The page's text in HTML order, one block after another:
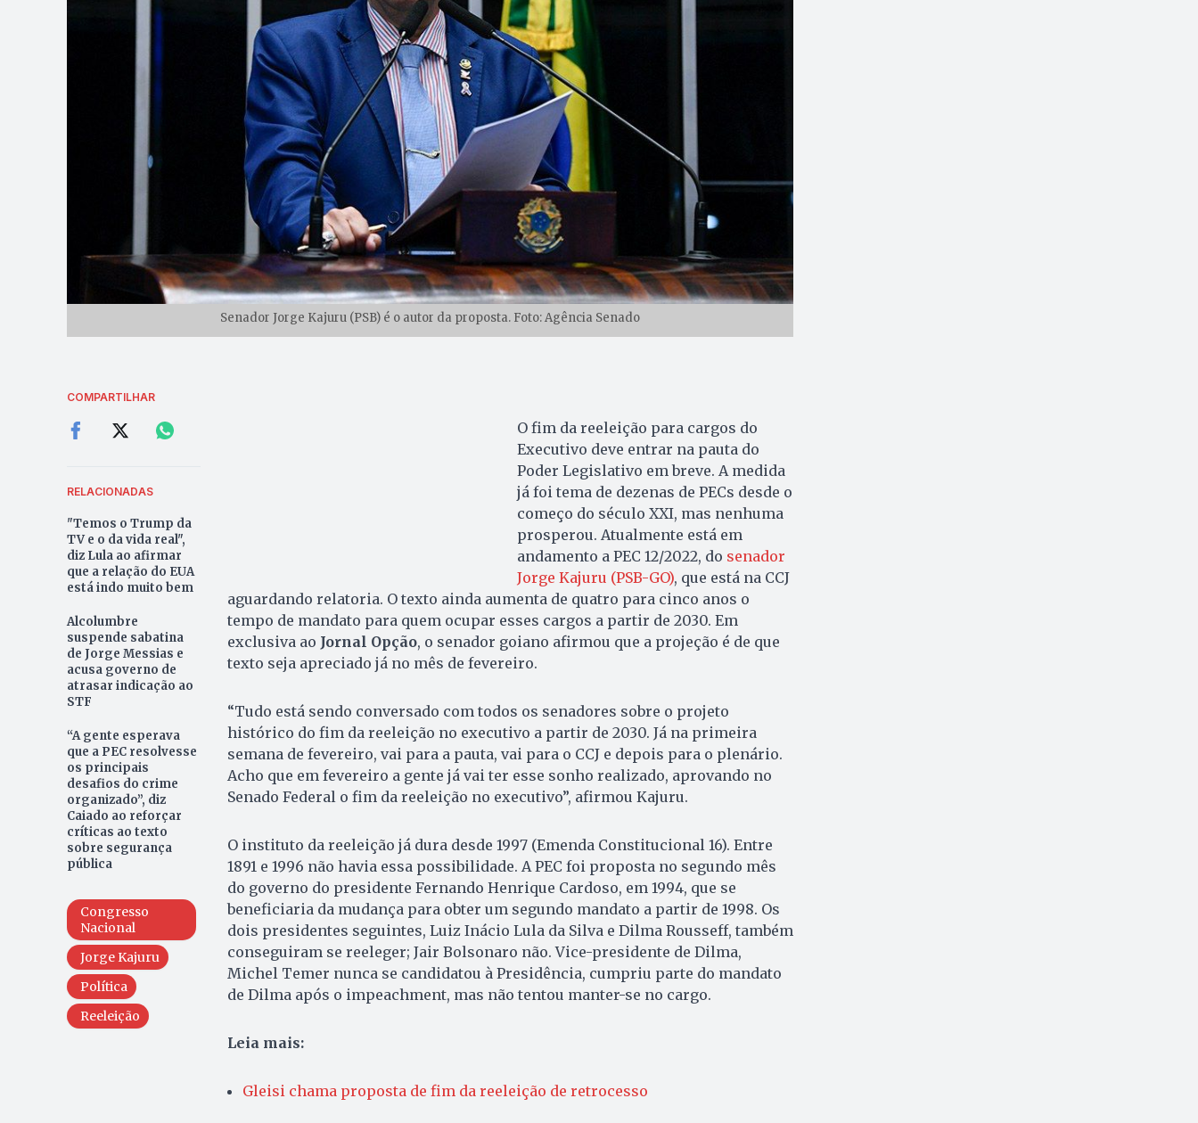
Senador Jorge Kajuru (PSB) é o autor da proposta. Foto: Agência Senado
COMPARTILHAR
RELACIONADAS
"Temos o Trump da
TV e o da vida real",
diz Lula ao afirmar
que a relação do EUA
está indo muito bem
Alcolumbre
suspende sabatina
de Jorge Messias e
acusa governo de
atrasar indicação ao
STF
“A gente esperava
que a PEC resolvesse
os principais
desafios do crime
organizado”, diz
Caiado ao reforçar
críticas ao texto
sobre segurança
pública
Congresso
Nacional
Jorge Kajuru
Política
Reeleição
O fim da reeleição para cargos do
Executivo deve entrar na pauta do
Poder Legislativo em breve. A medida
já foi tema de dezenas de PECs desde o
começo do século XXI, mas nenhuma
prosperou. Atualmente está em
andamento a PEC 12/2022, do senador
Jorge Kajuru (PSB-GO), que está na CCJ
aguardando relatoria. O texto ainda aumenta de quatro para cinco anos o
tempo de mandato para quem ocupar esses cargos a partir de 2030. Em
exclusiva ao Jornal Opção, o senador goiano afirmou que a projeção é de que
texto seja apreciado já no mês de fevereiro.
“Tudo está sendo conversado com todos os senadores sobre o projeto
histórico do fim da reeleição no executivo a partir de 2030. Já na primeira
semana de fevereiro, vai para a pauta, vai para o CCJ e depois para o plenário.
Acho que em fevereiro a gente já vai ter esse sonho realizado, aprovando no
Senado Federal o fim da reeleição no executivo”, afirmou Kajuru.
O instituto da reeleição já dura desde 1997 (Emenda Constitucional 16). Entre
1891 e 1996 não havia essa possibilidade. A PEC foi proposta no segundo mês
do governo do presidente Fernando Henrique Cardoso, em 1994, que se
beneficiaria da mudança para obter um segundo mandato a partir de 1998. Os
dois presidentes seguintes, Luiz Inácio Lula da Silva e Dilma Rousseff, também
conseguiram se reeleger; Jair Bolsonaro não. Vice-presidente de Dilma,
Michel Temer nunca se candidatou à Presidência, cumpriu parte do mandato
de Dilma após o impeachment, mas não tentou manter-se no cargo.
Leia mais:
Gleisi chama proposta de fim da reeleição de retrocesso